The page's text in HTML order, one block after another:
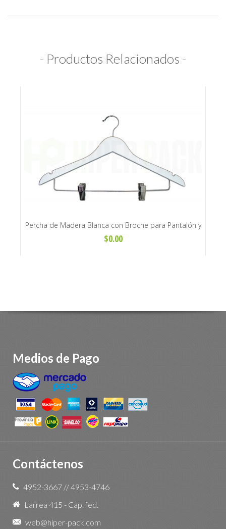
- Productos Relacionados -
Percha de Madera Blanca con Broche para Pantalón y
Pollera Adulto
$0.00
Medios de Pago
Contáctenos
4952-3667 //4953-4746
Larrea 415 - Cap. fed.
web@hiper-pack.com